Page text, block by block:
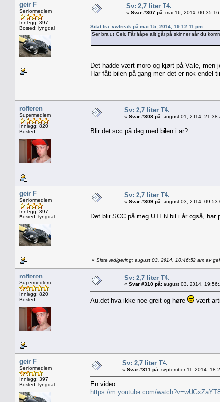
geir F
Seniormedlem
Innlegg: 397
Bosted: lyngdal
Sv: 2,7 liter T4.
« Svar #307 på: mai 16, 2014, 00:35:16
Sitat fra: vwfreak på mai 15, 2014, 19:12:11 pm
Ser bra ut Geir. Får håpe allt går på skinner når du
Det hadde vært moro og kjørt på Valle, men
Har fått bilen på gang men det er nok endel
rofferen
Supermedlem
Innlegg: 820
Bosted:
Sv: 2,7 liter T4.
« Svar #308 på: august 01, 2014,
Blir det scc på deg med bilen i år?
geir F
Seniormedlem
Innlegg: 397
Bosted: lyngdal
Sv: 2,7 liter T4.
« Svar #309 på: august 03, 2014,
Det blir SCC på meg UTEN bil i år også, har
« Siste redigering: august 03, 2014, 10:46:52 am av
rofferen
Supermedlem
Innlegg: 820
Bosted:
Sv: 2,7 liter T4.
« Svar #310 på: august 03, 2014,
Au.det hva ikke noe greit og høre vært
geir F
Seniormedlem
Innlegg: 397
Bosted: lyngdal
Sv: 2,7 liter T4.
« Svar #311 på: september 11, 2014,
En video.
https://m.youtube.com/